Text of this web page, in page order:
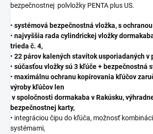
bezpečnostnej polvložky PENTA plus US.
• systémová bezpečnostná vložka, s
• najvyššia rada cylindrickej vložky
trieda č. 4,
• 22 párov kalených stavítok usporiadaných v
• súčasťou vložky sú 3 kľúče + bezpečnostná
• maximálnu ochranu kopírovania kľúčov
výroby kľúčov len
v spoločnosti dormakaba v Rakúsku,
bezpečnostnej karty,
• integráciou čipu do kľúča, možnosť
systémami,